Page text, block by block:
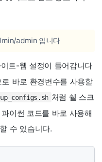
admin 입니다
트-웹 설정이 들어갑니다
바로 환경변수를 사용할
처럼 쉘 스크
이썬 코드를 바로 사용해
수 있습니다.